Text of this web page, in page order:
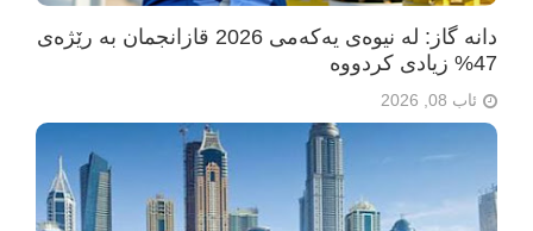
دانە گاز: لە نیوەی یەکەمی 2026 قازانجمان بە رێژەی
47% زیادی کردووە
ئاب 08, 2026